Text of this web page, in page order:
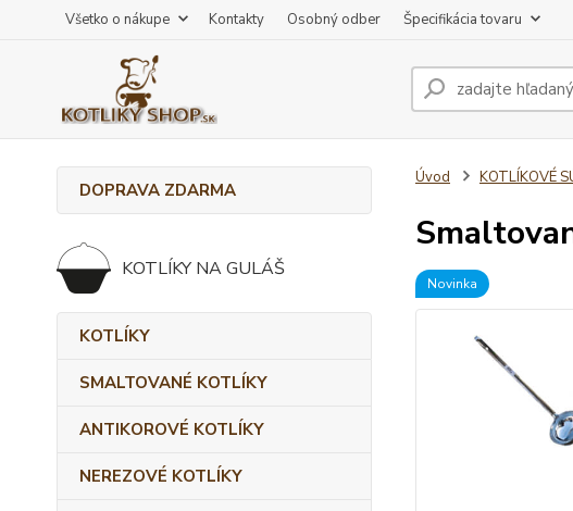
Všetko o nákupe Kontakty Osobný odber Špecifikácia tovaru
DOPRAVA ZDARMA
KOTLÍKY NA GULÁŠ
KOTLÍKY
SMALTOVANÉ KOTLÍKY
ANTIKOROVÉ KOTLÍKY
NEREZOVÉ KOTLÍKY
Úvod KOTLÍKOVÉ
Novinka